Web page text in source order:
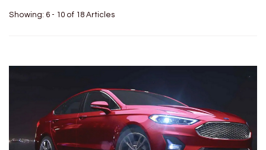
Showing: 6 - 10 of 18 Articles